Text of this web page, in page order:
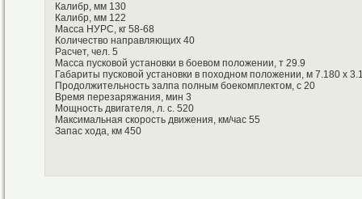
Калибр, мм 130
Калибр, мм 122
Масса НУРС, кг 58-68
Количество направляющих 40
Расчет, чел. 5
Масса пусковой установки в боевом положении, т 29.9
Габариты пусковой установки в походном положении, м 7.180 x
Продолжительность залпа полным боекомплектом, с 20
Время перезаряжания, мин 3
Мощность двигателя, л. с. 520
Максимальная скорость движения, км/час 55
Запас хода, км 450